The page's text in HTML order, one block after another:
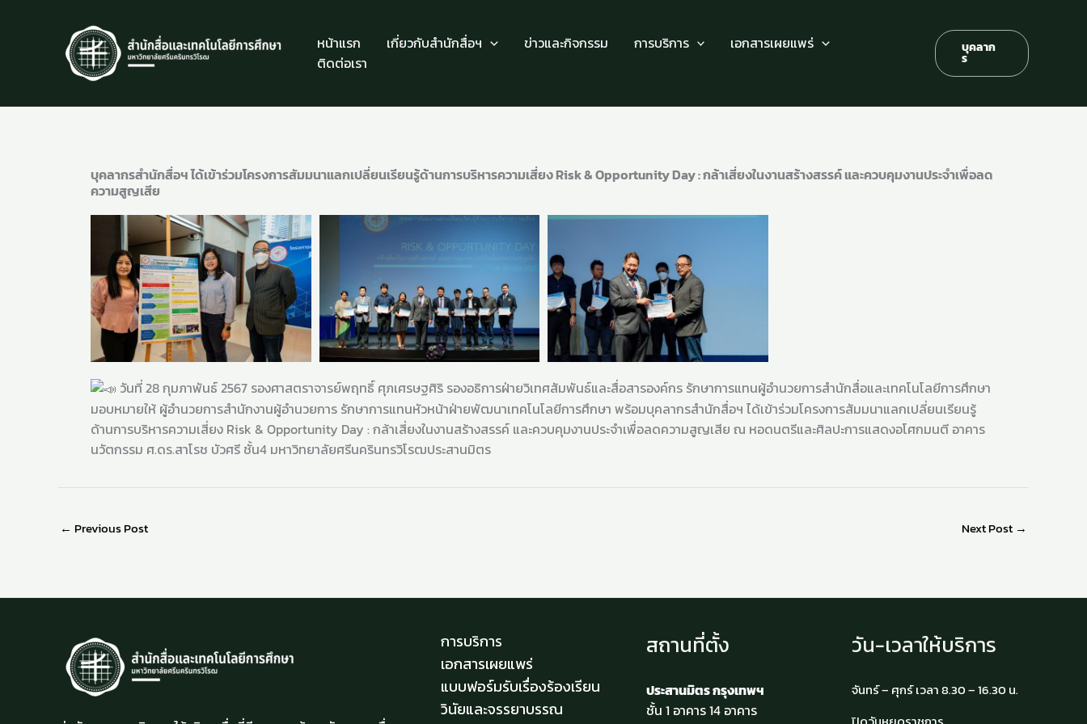
หน้าแรก เกี่ยวกับสำนักสื่อฯ ข่าวและกิจกรรม การบริการ
เอกสารเผยแพร่
ติดต่อเรา
บุคลาก
ร
บุคลากรสำนักสื่อฯ ได้เข้าร่วมโครงการสัมมนาแลกเปลี่ยนเรียนรู้ด้านการบริหารความเสี่ยง Risk & Opportunity Day : กล้าเสี่ยงในงานสร้างสรรค์ และควบคุมงานประจำเพื่อลด
ความสูญเสีย
วันที่ 28 กุมภาพันธ์ 2567 รองศาสตราจารย์พฤทธิ์ ศุภเศรษฐศิริ รองอธิการฝ่ายวิเทศสัมพันธ์และสื่อสารองค์กร รักษาการแทนผู้อำนวยการสำนักสื่อและเทคโนโลยีการศึกษา
มอบหมายให้ ผู้อำนวยการสำนักงานผู้อำนวยการ รักษาการแทนหัวหน้าฝ่ายพัฒนาเทคโนโลยีการศึกษา พร้อมบุคลากรสำนักสื่อฯ ได้เข้าร่วมโครงการสัมมนาแลกเปลี่ยนเรียนรู้
ด้านการบริหารความเสี่ยง Risk & Opportunity Day : กล้าเสี่ยงในงานสร้างสรรค์ และควบคุมงานประจำเพื่อลดความสูญเสีย ณ หอดนตรีและศิลปะการแสดงอโศกมนตี อาคาร
นวัตกรรม ศ.ดร.สาโรช บัวศรี ชั้น4 มหาวิทยาลัยศรีนครินทรวิโรฒประสานมิตร
← Previous Post Next Post →
การบริการ
เอกสารเผยแพร่
แบบฟอร์มรับเรื่องร้องเรียน
วินัยและจรรยาบรรณ
สถานที่ตั้ง
ประสานมิตร กรุงเทพฯ
ชั้น 1 อาคาร 14 อาคาร
วัน-เวลาให้บริการ
จันทร์ – ศุกร์ เวลา 8.30 – 16.30 น.